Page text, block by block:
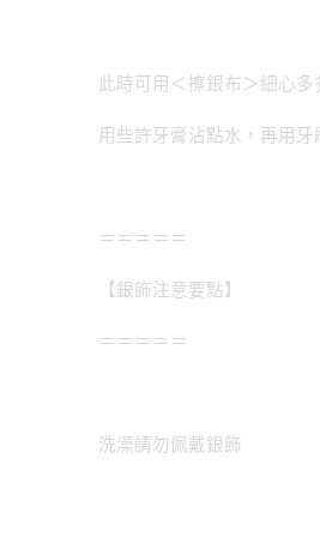
此時可用＜擦銀布＞細心
用些許牙膏沾點水，再用
＝＝＝＝＝
【銀飾注意要點】
＝＝＝＝＝
洗澡請勿佩戴銀飾